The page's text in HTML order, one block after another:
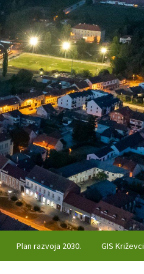
Plan razvoja 2030. GIS Križevci